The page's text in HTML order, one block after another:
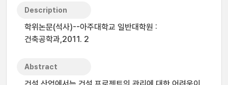
Description
학위논문(석사)--아주대학교 일반대학원 :
건축공학과,2011. 2
Abstract